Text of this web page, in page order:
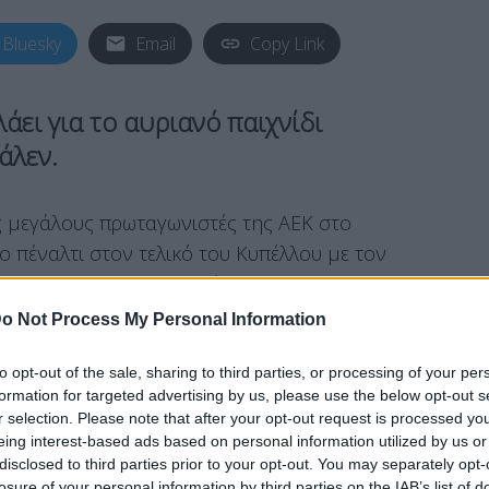
Not Process My Personal Information
opt-out of the sale, sharing to third parties, or processing of your
for targeted advertising by us, please use the below opt-out
selection. Please note that after your opt-out request is processed
interest-based ads based on personal information utilized by us
to third parties prior to your opt-out. You may separately
Bluesky Email Copy Link
για το αυριανό παιχνίδι
.
μεγάλους πρωταγωνιστές της ΑΕΚ στο
πέναλτι στον τελικό του Κυπέλλου με τον
με τον Παναιτωλικό.
του συνέντευξη στονΟΠΑΠ, αποκαλύπτει
για το αυριανό παιχνίδι
επόμενη αντίπαλο από τις Βόλφσμπουργκ
η ΑΕΚ για να μπει στους ομίλους και να